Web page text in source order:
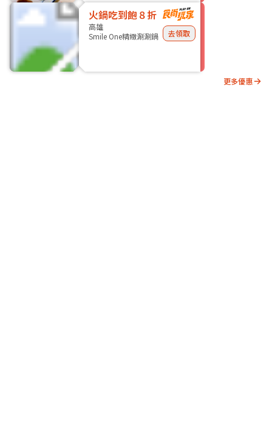
火鍋吃到飽８折
高雄
Smile One精緻涮涮鍋
去領取
更多優惠